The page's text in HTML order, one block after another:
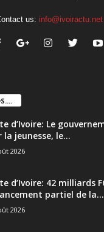
us: info@ivoiractu.net
d’Ivoire: Le
la jeunesse, le...
2026
d’Ivoire: 42 milliards
partiel de la...
2026